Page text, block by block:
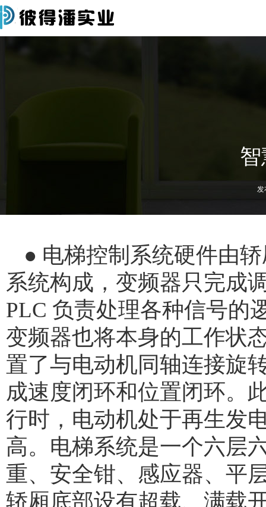
发
● 电梯控制系统硬件由
系统构成，变频器只完成
PLC 负责处理各种信号的
变频器也将本身的工作状
置了与电动机同轴连接旋
成速度闭环和位置闭环。
行时，电动机处于再生发
高。电梯系统是一个六层
重、安全钳、感应器、平
轿厢底部设有超载、满载